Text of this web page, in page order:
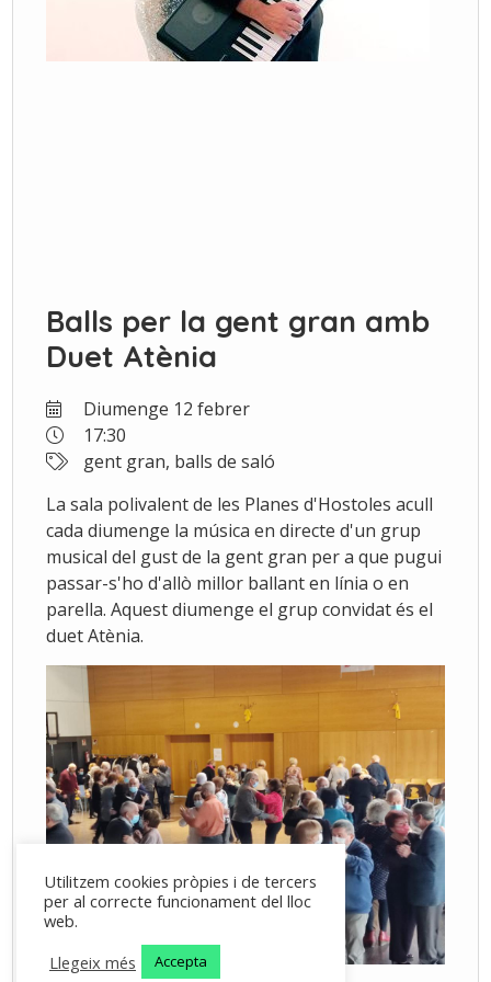
Balls per la gent gran amb
Duet Atènia
Diumenge 12 febrer
17:30
gent gran, balls de saló
La sala polivalent de les Planes d'Hostoles acull
cada diumenge la música en directe d'un grup
musical del gust de la gent gran per a que pugui
passar-s'ho d'allò millor ballant en línia o en
parella. Aquest diumenge el grup convidat és el
duet Atènia.
Utilitzem cookies pròpies i de tercers
per al correcte funcionament del lloc
web.
Llegeix més
Accepta